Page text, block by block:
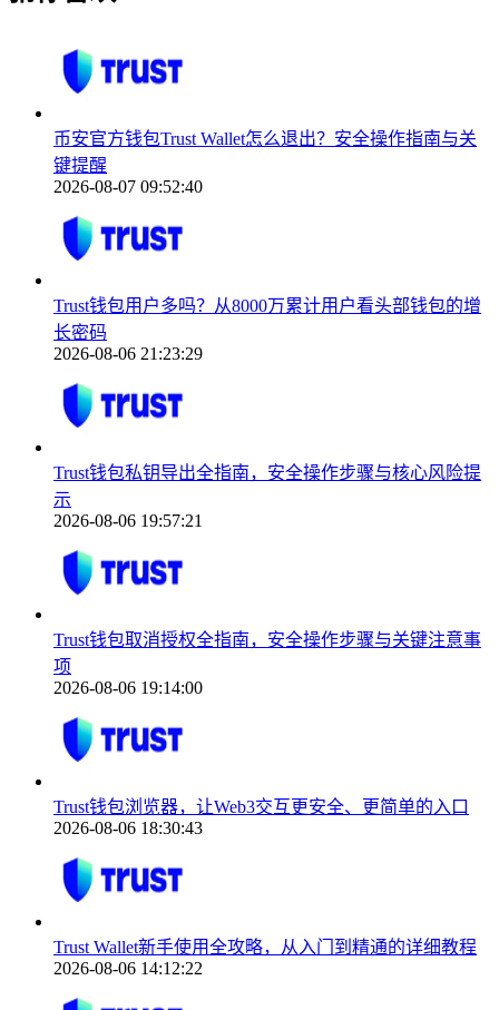
币安官方钱包Trust Wallet怎么退出？安全操作指南与关
键提醒
2026-08-07 09:52:40
Trust钱包用户多吗？从8000万累计用户看头部钱包的增
长密码
2026-08-06 21:23:29
Trust钱包私钥导出全指南，安全操作步骤与核心风险提
示
2026-08-06 19:57:21
Trust钱包取消授权全指南，安全操作步骤与关键注意事
项
2026-08-06 19:14:00
Trust钱包浏览器，让Web3交互更安全、更简单的入口
2026-08-06 18:30:43
Trust Wallet新手使用全攻略，从入门到精通的详细教程
2026-08-06 14:12:22